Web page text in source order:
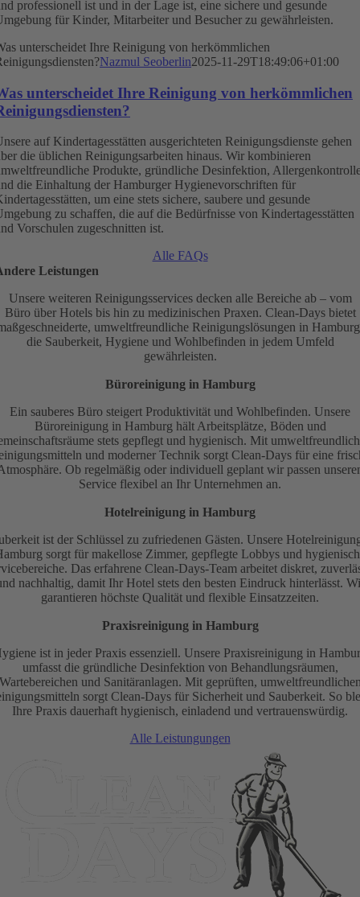
professionell ist und in der Lage ist, eine sichere und gesunde
für Kinder, Mitarbeiter und Besucher zu gewährleisten.
unterscheidet Ihre Reinigung von herkömmlichen
Nazmul Seoberlin2025-11-29T18:49:06+01:00
unterscheidet Ihre Reinigung von herkömmlichen
auf Kindertagesstätten ausgerichteten Reinigungsdienste gehen
die üblichen Reinigungsarbeiten hinaus. Wir kombinieren
Produkte, gründliche Desinfektion,
die Einhaltung der Hamburger Hygienevorschriften für
um eine stets sichere, saubere und gesunde
zu schaffen, die auf die Bedürfnisse von Kindertagesstätten
Vorschulen zugeschnitten ist.
Alle FAQs
Leistungen
Unsere weiteren Reinigungsservices decken alle Bereiche ab – vom
Büro über Hotels bis hin zu medizinischen Praxen. Clean-Days bietet
umweltfreundliche Reinigungslösungen in
die Sauberkeit, Hygiene und Wohlbefinden in jedem Umfeld
gewährleisten.
Büroreinigung in Hamburg
Ein sauberes Büro steigert Produktivität und Wohlbefinden. Unsere
Büroreinigung in Hamburg hält Arbeitsplätze, Böden und
stets gepflegt und hygienisch. Mit
und moderner Technik sorgt Clean-Days für eine
Ob regelmäßig oder individuell geplant wir passen
Service flexibel an Ihr Unternehmen an.
Hotelreinigung in Hamburg
ist der Schlüssel zu zufriedenen Gästen. Unsere
sorgt für makellose Zimmer, gepflegte Lobbys und
Das erfahrene Clean-Days-Team arbeitet diskret,
nachhaltig, damit Ihr Hotel stets den besten Eindruck hinterlässt.
garantieren höchste Qualität und flexible Einsatzzeiten.
Praxisreinigung in Hamburg
ist in jeder Praxis essenziell. Unsere Praxisreinigung in
umfasst die gründliche Desinfektion von Behandlungsräumen,
und Sanitäranlagen. Mit geprüften,
sorgt Clean-Days für Sicherheit und Sauberkeit. So
Ihre Praxis dauerhaft hygienisch, einladend und vertrauenswürdig.
Alle Leistungungen